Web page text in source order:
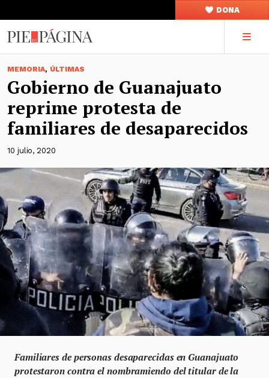
DONA
MEMORIA, ÚLTIMAS
Gobierno de Guanajuato
reprime protesta de
familiares de desaparecidos
10 julio, 2020
Familiares de personas desaparecidas en Guanajuato
protestaron contra el nombramiendo del titular de la